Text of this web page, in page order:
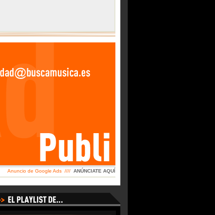
Anuncio de Google Ads //// ANÚNCIATE AQUÍ